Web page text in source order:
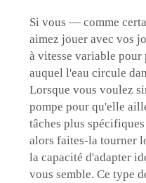
Si vous — comme
aimez jouer avec vos
à vitesse variable pour
auquel l'eau circule
Lorsque vous voulez
pompe pour qu'elle
tâches plus
alors faites-la tourner
la capacité d'adapter
vous semble. Ce type